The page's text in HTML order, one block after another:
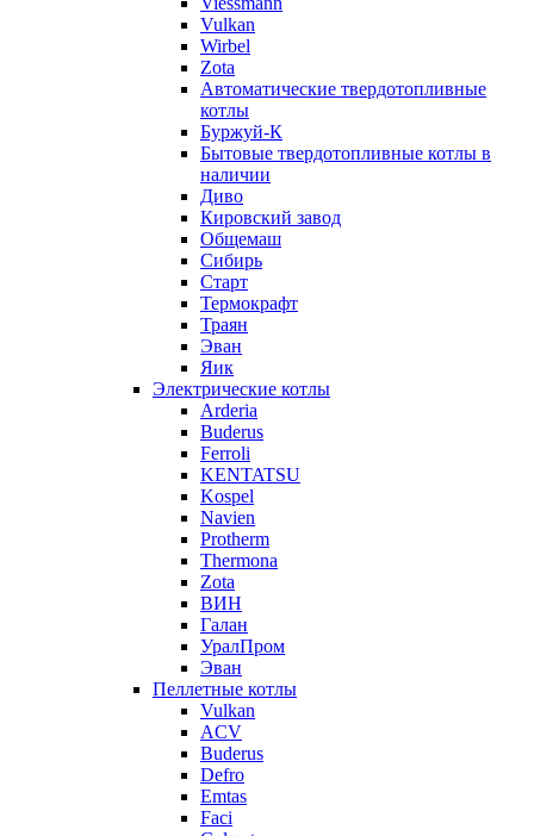
Vulkan
Wirbel
Zota
Автоматические твердотопливные
котлы
Буржуй-К
Бытовые твердотопливные котлы в
наличии
Диво
Кировский завод
Общемаш
Сибирь
Старт
Термокрафт
Траян
Эван
Яик
Электрические котлы
Arderia
Buderus
Ferroli
KENTATSU
Kospel
Navien
Protherm
Thermona
Zota
ВИН
Галан
УралПром
Эван
Пеллетные котлы
Vulkan
ACV
Buderus
Defro
Emtas
Faci